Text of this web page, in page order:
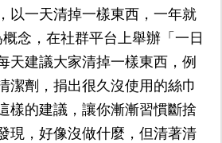
以一天清掉一樣東西，一年就
念，在社群平台上舉辦「一日
天建議大家清掉一樣東西，例
潔劑，捐出很久沒使用的絲巾
樣的建議，讓你漸漸習慣斷捨
現，好像沒做什麼，但清著清